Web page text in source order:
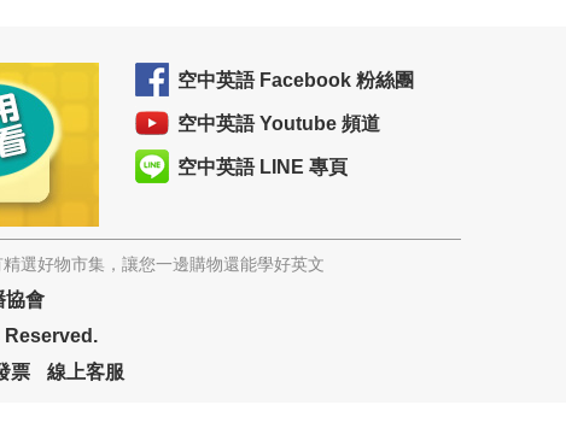
空中英語 Facebook 粉絲團
空中英語 Youtube 頻道
空中英語 LINE 專頁
選好物市集，讓您一邊購物還能學好英文
協會
票 線上客服